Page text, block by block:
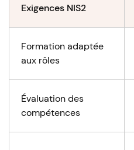
Exigences NIS2
Formation adaptée
aux rôles
Évaluation des
compétences